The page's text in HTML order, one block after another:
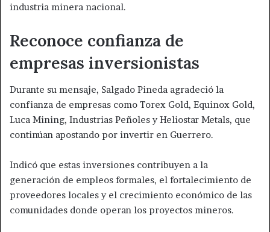
industria minera nacional.
Reconoce confianza de
empresas inversionistas
Durante su mensaje, Salgado Pineda agradeció la
confianza de empresas como Torex Gold, Equinox Gold,
Luca Mining, Industrias Peñoles y Heliostar Metals, que
continúan apostando por invertir en Guerrero.
Indicó que estas inversiones contribuyen a la
generación de empleos formales, el fortalecimiento de
proveedores locales y el crecimiento económico de las
comunidades donde operan los proyectos mineros.